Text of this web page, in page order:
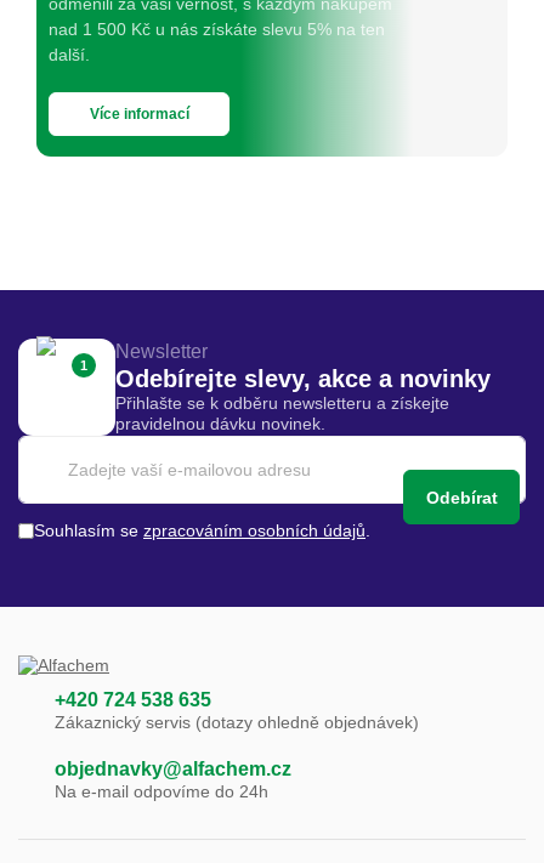
nad 1 500 Kč u nás získáte slevu 5% na ten
další.
Více informací
1
Newsletter
Odebírejte slevy, akce a novinky
Přihlašte se k odběru newsletteru a získejte
pravidelnou dávku novinek.
Odebírat
Souhlasím se zpracováním osobních údajů
+420 724 538 635
Zákaznický servis (dotazy ohledně objednávek)
objednavky@alfachem.cz
Na e-mail odpovíme do 24h